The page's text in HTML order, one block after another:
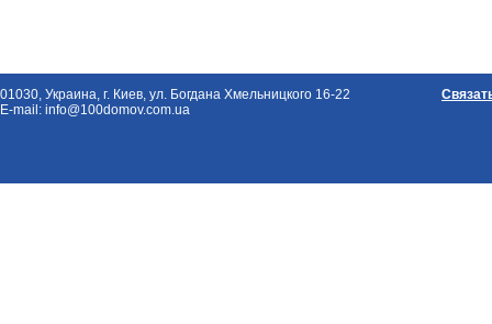
01030, Украина, г. Киев, ул. Богдана Хмельницкого 16-22
E-mail: info@100domov.com.ua